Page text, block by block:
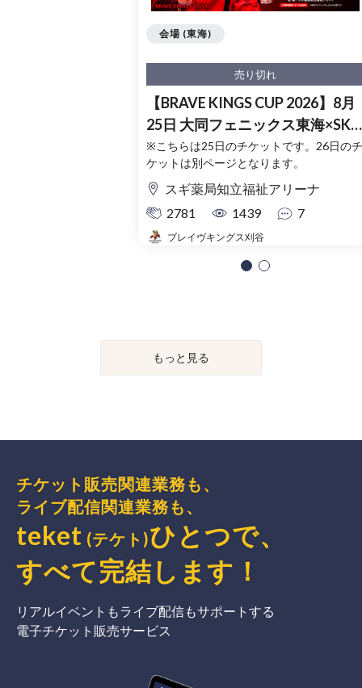
売り切れ
【BRAVE KINGS CUP 2026】8月
25日 大同フェニックス東海×SK
ホークス
※こちらは25日のチケットです。26日のチ
ケットは別ページとなります。
スギ薬局知立福祉アリーナ
2781
1439 7
ブレイヴキングス刈谷
会場 (東海)
もっと見る
チケット販売関連業務も、
ライブ配信関連業務も、
teket (テケト)ひとつで、
すべて完結 します ！
リアルイベントもライブ配信もサポートする
電子チケット販売サービス